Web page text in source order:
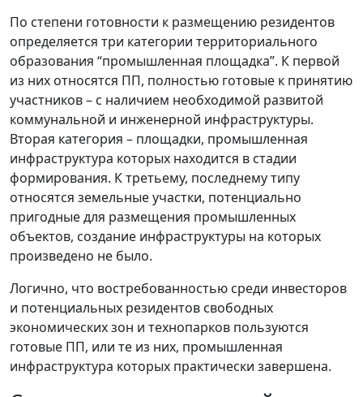
По степени готовности к размещению резидентов
определяется три категории территориального
образования “промышленная площадка”. К первой
из них относятся ПП, полностью готовые к принятию
участников – с наличием необходимой развитой
коммунальной и инженерной инфраструктуры.
Вторая категория – площадки, промышленная
инфраструктура которых находится в стадии
формирования. К третьему, последнему типу
относятся земельные участки, потенциально
пригодные для размещения промышленных
объектов, создание инфраструктуры на которых
произведено не было.
Логично, что востребованностью среди инвесторов
и потенциальных резидентов свободных
экономических зон и технопарков пользуются
готовые ПП, или те из них, промышленная
инфраструктура которых практически завершена.